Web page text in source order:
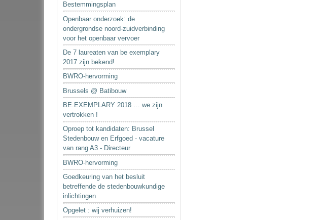
Bestemmingsplan
Openbaar onderzoek: de
ondergrondse noord-zuidverbinding
voor het openbaar vervoer
De 7 laureaten van be exemplary
2017 zijn bekend!
BWRO-hervorming
Brussels @ Batibouw
BE.EXEMPLARY 2018 … we zijn
vertrokken !
Oproep tot kandidaten: Brussel
Stedenbouw en Erfgoed - vacature
van rang A3 - Directeur
BWRO-hervorming
Goedkeuring van het besluit
betreffende de stedenbouwkundige
inlichtingen
Opgelet : wij verhuizen!